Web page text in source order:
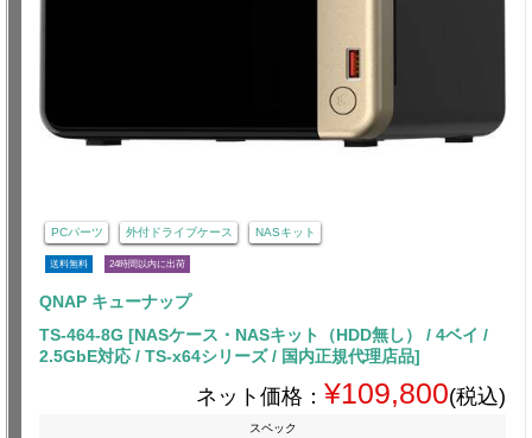
PCパーツ 外付ドライブケース NASキット
送料無料 24時間以内に出荷
QNAP キューナップ
TS-464-8G [NASケース・NASキット（HDD無し） / 4ベイ /
2.5GbE対応 / TS-x64シリーズ / 国内正規代理店品]
ネット価格： ¥109,800(税込)
スペック